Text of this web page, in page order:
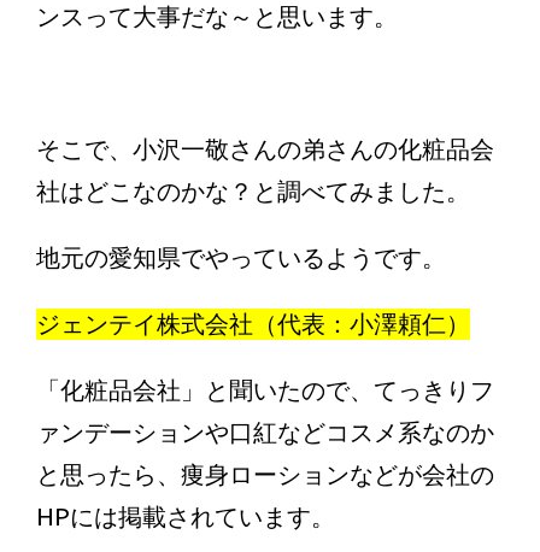
ンスって大事だな～と思います。
そこで、小沢一敬さんの弟さんの化粧品会
社はどこなのかな？と調べてみました。
地元の愛知県でやっているようです。
ジェンテイ株式会社（代表：小澤頼仁）
「化粧品会社」と聞いたので、てっきりフ
ァンデーションや口紅などコスメ系なのか
と思ったら、痩身ローションなどが会社の
HPには掲載されています。